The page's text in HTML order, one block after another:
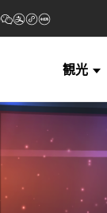
観光